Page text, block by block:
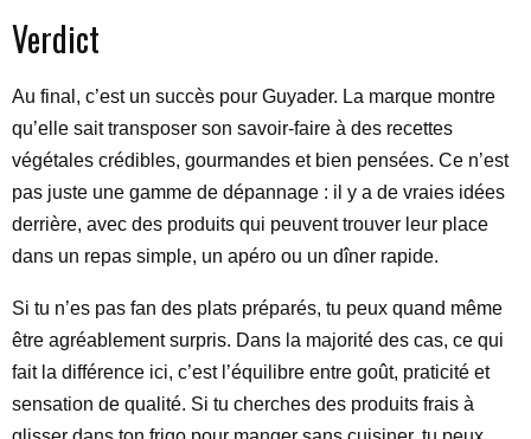
Verdict
Au final, c’est un succès pour Guyader. La marque montre
qu’elle sait transposer son savoir-faire à des recettes
végétales crédibles, gourmandes et bien pensées. Ce n’est
pas juste une gamme de dépannage : il y a de vraies idées
derrière, avec des produits qui peuvent trouver leur place
dans un repas simple, un apéro ou un dîner rapide.
Si tu n’es pas fan des plats préparés, tu peux quand même
être agréablement surpris. Dans la majorité des cas, ce qui
fait la différence ici, c’est l’équilibre entre goût, praticité et
sensation de qualité. Si tu cherches des produits frais à